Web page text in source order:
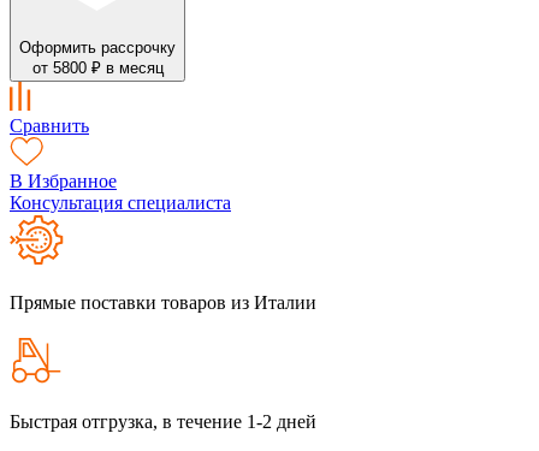
Оформить рассрочку
от 5800 ₽ в месяц
Сравнить
В Избранное
Консультация специалиста
Прямые поставки товаров из Италии
Быстрая отгрузка, в течение 1-2 дней